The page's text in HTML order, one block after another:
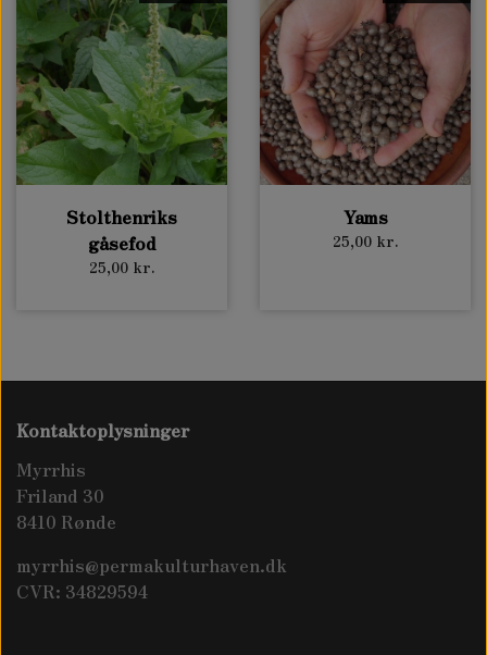
Stolthenriks
gåsefod
25,00 kr.
Yams
25,00 kr.
Kontaktoplysninger
Myrrhis
Friland 30
8410 Rønde
myrrhis@permakulturhaven.dk
CVR: 34829594